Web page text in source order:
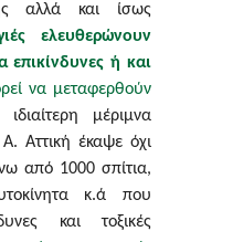
αλλά και ίσως
ελευθερώνουν
επικίνδυνες ή και
να μεταφερθούν
ιδιαίτερη μέριμνα
Αττική έκαψε όχι
από 1000 σπίτια,
κ.ά που
και τοξικές